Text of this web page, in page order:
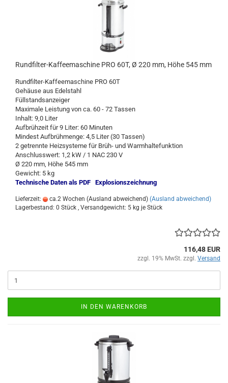
Rundfilter-Kaffeemaschine PRO 60T, Ø 220 mm, Höhe 545 mm
Rundfilter-Kaffeemaschine PRO 60T
Gehäuse aus Edelstahl
Füllstandsanzeiger
Maximale Leistung von ca. 60 - 72 Tassen
Inhalt: 9,0 Liter
Aufbrühzeit für 9 Liter: 60 Minuten
Mindest Aufbrühmenge: 4,5 Liter (30 Tassen)
2 getrennte Heizsysteme für Brüh- und Warmhaltefunktion
Anschlusswert: 1,2 kW / 1 NAC 230 V
Ø 220 mm, Höhe 545 mm
Gewicht: 5 kg
Technische Daten als PDF Explosionszeichnung
Lieferzeit: ca.2 Wochen (Ausland abweichend) (Ausland abweichend)
Lagerbestand: 0 Stück , Versandgewicht: 5 kg je Stück
116,48 EUR
zzgl. 19% MwSt. zzgl. Versand
IN DEN WARENKORB